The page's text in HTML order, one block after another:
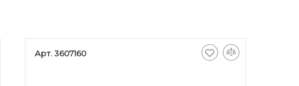
Арт. 3607160